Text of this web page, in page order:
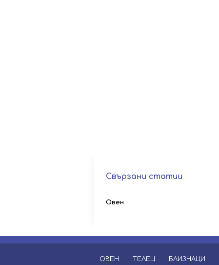
Свързани статии
Овен
ОВЕН ТЕЛЕЦ БЛИЗНАЦИ